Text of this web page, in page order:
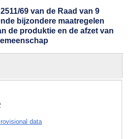
69 van de Raad van 9
bijzondere maatregelen
de produktie en de afzet van
data